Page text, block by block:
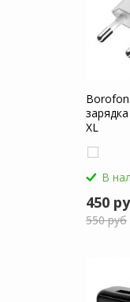
XL
В
450
550 руб